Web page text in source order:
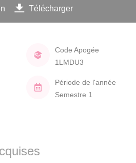
Télécharger
Code Apogée
1LMDU3
Période de l'année
Semestre 1